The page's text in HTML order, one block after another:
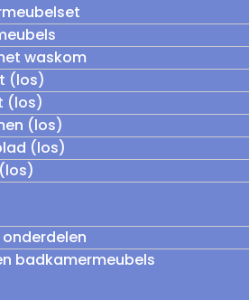
waskom
(los)
(los)
(los)
(los)
onderdelen
badkamermeubels